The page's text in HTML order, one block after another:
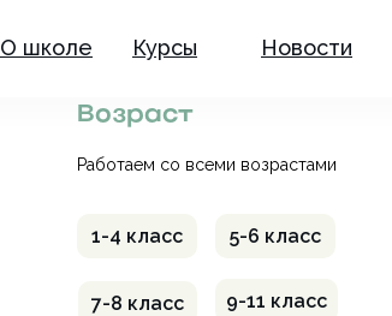
Новости
Курсы
О школе
9-11 класс
7-8 класс
1-4 класс 5-6 класс
Работаем со всеми возрастами
Возраст